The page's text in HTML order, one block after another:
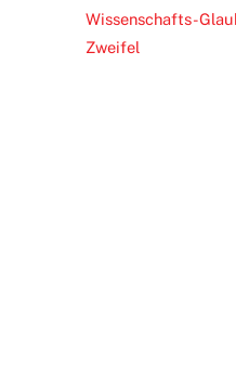
Wissenschafts-
Zweifel